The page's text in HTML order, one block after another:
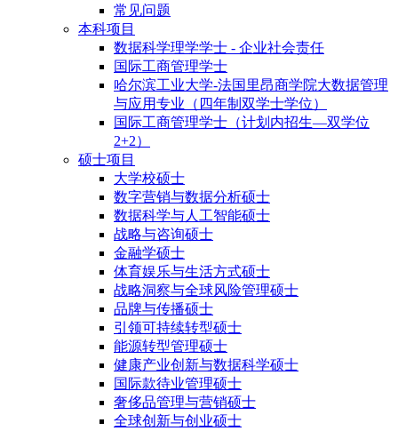
常见问题
本科项目
数据科学理学学士 - 企业社会责任
国际工商管理学士
哈尔滨工业大学-法国里昂商学院大数据管理
与应用专业（四年制双学士学位）
国际工商管理学士（计划内招生—双学位
2+2）
硕士项目
大学校硕士
数字营销与数据分析硕士
数据科学与人工智能硕士
战略与咨询硕士
金融学硕士
体育娱乐与生活方式硕士
战略洞察与全球风险管理硕士
品牌与传播硕士
引领可持续转型硕士
能源转型管理硕士
健康产业创新与数据科学硕士
国际款待业管理硕士
奢侈品管理与营销硕士
全球创新与创业硕士